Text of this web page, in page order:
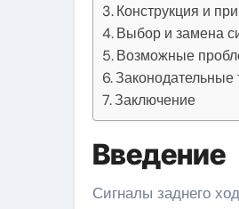
Конструкция и
Выбор и замена
Возможные
Законодательные
Заключение
Введение
Сигналы заднего хода играют важную роль в обеспечении безопасности на дорогах и предупреждении